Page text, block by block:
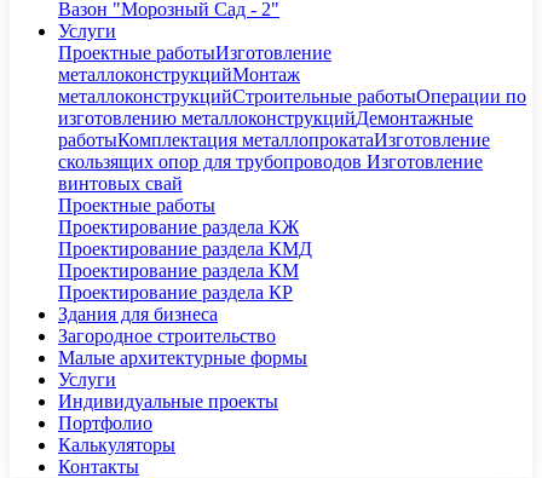
Вазон "Морозный Сад - 2"
Услуги
Проектные работыИзготовление
металлоконструкцийМонтаж
металлоконструкцийСтроительные работыОперации по
изготовлению металлоконструкцийДемонтажные
работыКомплектация металлопрокатаИзготовление
скользящих опор для трубопроводов Изготовление
винтовых свай
Проектные работы
Проектирование раздела КЖ
Проектирование раздела КМД
Проектирование раздела КМ
Проектирование раздела КР
Здания для бизнеса
Загородное строительство
Малые архитектурные формы
Услуги
Индивидуальные проекты
Портфолио
Калькуляторы
Контакты